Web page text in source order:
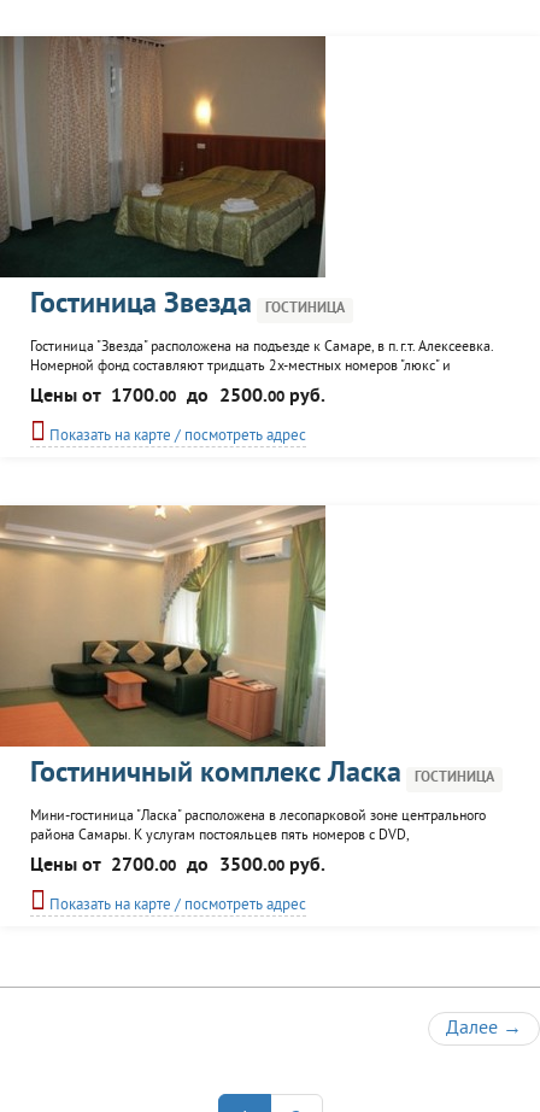
Гостиница Звезда ГОСТИНИЦА
Гостиница "Звезда" расположена на подъезде к Самаре, в п.г.т. Алексеевка.
Номерной фонд составляют тридцать 2х-местных номеров "люкс" и
"стандарт". Дополнительные услуги: питание, подключение к интернету,
оформление регистрации.
Цены от 1700.00 до 2500.00 руб.
Показать на карте / посмотреть адрес
Гостиничный комплекс Ласка ГОСТИНИЦА
Мини-гостиница "Ласка" расположена в лесопарковой зоне центрального
района Самары. К услугам постояльцев пять номеров с DVD,
кондиционерами, телефоном, интернетом, мини-барами, roome service.
Гостиница входит в состав комплекса "Ласка", инфраструктура которого
включает ресторан, бар, конференц-зал, бассейн, сауну и баню.
Цены от 2700.00 до 3500.00 руб.
Показать на карте / посмотреть адрес
Далее →